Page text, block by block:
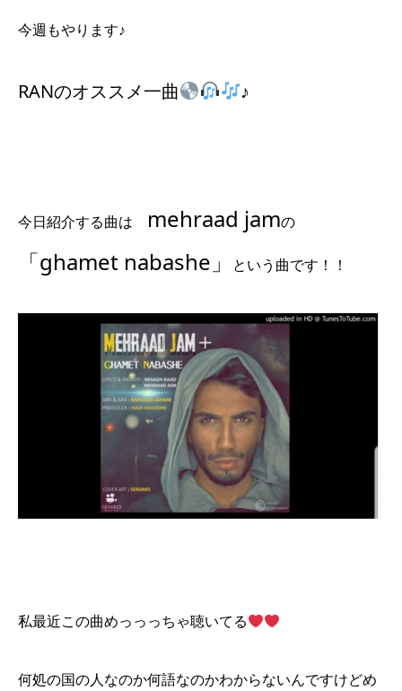
今週もやります♪
RANのオススメ一曲 ♪
今日紹介する曲は mehraad jamの
「ghamet nabashe」 という曲です！！
私最近この曲めっっっちゃ聴いてる
何処の国の人なのか何語なのかわからないんですけどめ